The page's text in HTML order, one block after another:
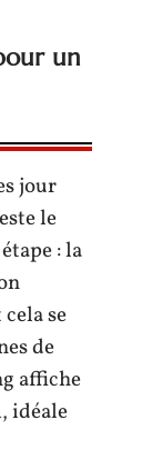
un
jour
le
: la
se
de
affiche
idéale